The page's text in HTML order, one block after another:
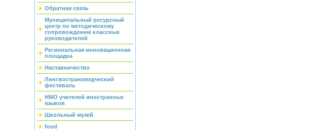
Обратная связь
Муниципальный ресурсный
центр по методическому
сопровождению классных
руководителей
Региональная инновационная
площадка
Наставничество
Лингвострановедческий
фестиваль
НМО учителей иностранных
языков
Школьный музей
food